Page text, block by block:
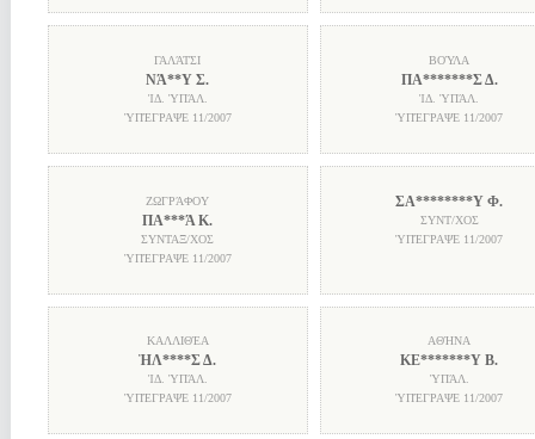
ΓΑΛΆΤΣΙ
ΝΆ**Υ Σ.
ἸΔ. ὙΠΆΛ.
ὙΠΈΓΡΑΨΕ 11/2007
ΒΟΎΛΑ
ΠΑ*******Σ Δ.
ἸΔ. ὙΠΆΛ.
ὙΠΈΓΡΑΨΕ 11/2007
ΖΩΓΡΆΦΟΥ
ΠΑ***Ά Κ.
ΣΥΝΤΑΞ/ΧΟΣ
ὙΠΈΓΡΑΨΕ 11/2007
ΣΑ********Υ Φ.
ΣΥΝΤ/ΧΟΣ
ὙΠΈΓΡΑΨΕ 11/2007
ΚΑΛΛΙΘΈΑ
ἩΛ****Σ Δ.
ἸΔ. ὙΠΆΛ.
ὙΠΈΓΡΑΨΕ 11/2007
ΑΘΉΝΑ
ΚΕ*******Υ Β.
ὙΠΆΛ.
ὙΠΈΓΡΑΨΕ 11/2007